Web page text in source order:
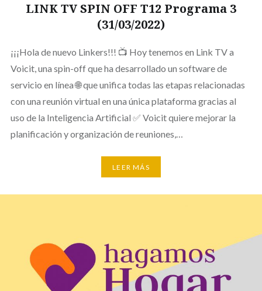
LINK TV SPIN OFF T12 Programa 3
(31/03/2022)
¡¡¡Hola de nuevo Linkers!!! 📺 Hoy tenemos en Link TV a
Voicit, una spin-off que ha desarrollado un software de
servicio en línea 🌐 que unifica todas las etapas relacionadas
con una reunión virtual en una única plataforma gracias al
uso de la Inteligencia Artificial ✅ Voicit quiere mejorar la
planificación y organización de reuniones,…
LEER MÁS